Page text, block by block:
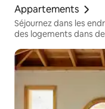
Appartements
Séjournez dans les
des logements dans